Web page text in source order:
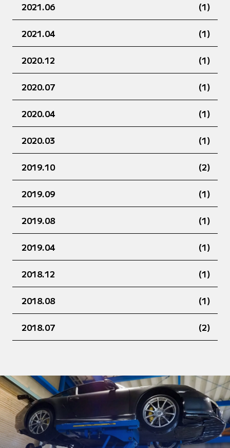
2021.06 (1)
2021.04 (1)
2020.12 (1)
2020.07 (1)
2020.04 (1)
2020.03 (1)
2019.10 (2)
2019.09 (1)
2019.08 (1)
2019.04 (1)
2018.12 (1)
2018.08 (1)
2018.07 (2)